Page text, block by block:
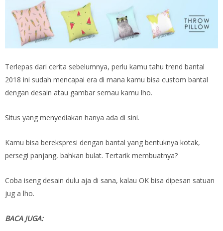
Terlepas dari cerita sebelumnya, perlu kamu tahu trend bantal
2018 ini sudah mencapai era di mana kamu bisa custom bantal
dengan desain atau gambar semau kamu lho.
Situs yang menyediakan hanya ada di sini.
Kamu bisa berekspresi dengan bantal yang bentuknya kotak,
persegi panjang, bahkan bulat. Tertarik membuatnya?
Coba iseng desain dulu aja di sana, kalau OK bisa dipesan satuan
jug a lho.
BACA JUGA: